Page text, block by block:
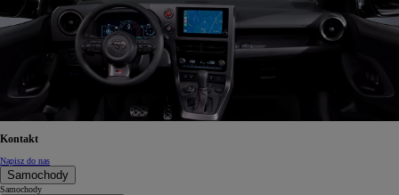
Kontakt
Napisz do nas
Samochody
Samochody